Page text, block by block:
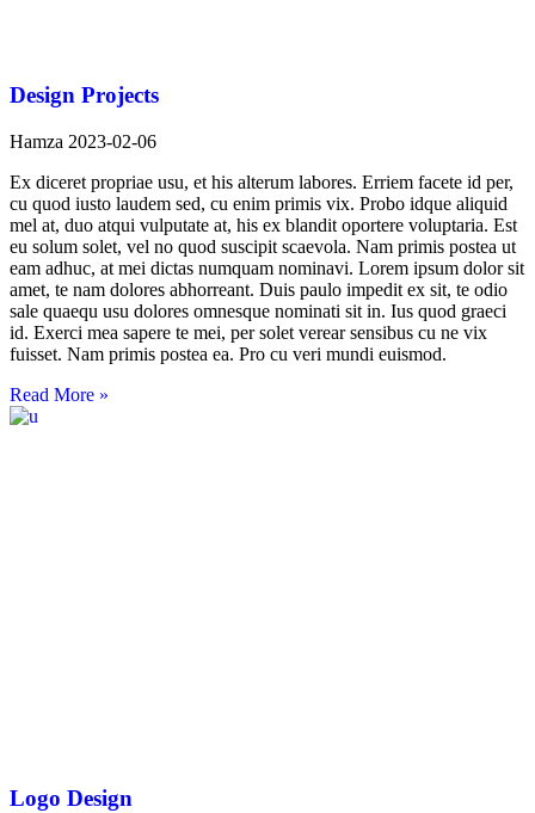
Design Projects
Hamza 2023-02-06
Ex diceret propriae usu, et his alterum labores. Erriem facete id per,
cu quod iusto laudem sed, cu enim primis vix. Probo idque aliquid
mel at, duo atqui vulputate at, his ex blandit oportere voluptaria. Est
eu solum solet, vel no quod suscipit scaevola. Nam primis postea ut
eam adhuc, at mei dictas numquam nominavi. Lorem ipsum dolor sit
amet, te nam dolores abhorreant. Duis paulo impedit ex sit, te odio
sale quaequ usu dolores omnesque nominati sit in. Ius quod graeci
id. Exerci mea sapere te mei, per solet verear sensibus cu ne vix
fuisset. Nam primis postea ea. Pro cu veri mundi euismod.
Read More »
Logo Design